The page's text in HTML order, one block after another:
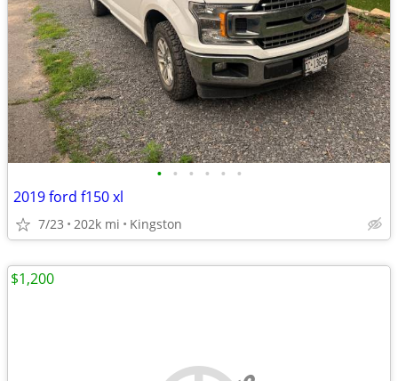
• • • • • •
2019 ford f150 xl
7/23 202k mi Kingston
$1,200